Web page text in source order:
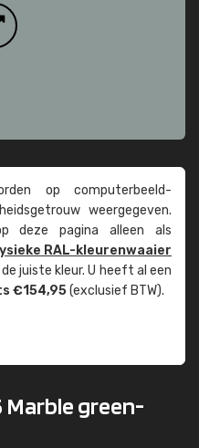
op computer­beeld­
weer­gegeven.
deze pagina alleen als
RAL-kleuren­waaier
juiste kleur. U heeft al een
€154,95(exclusief BTW).
Marble green-